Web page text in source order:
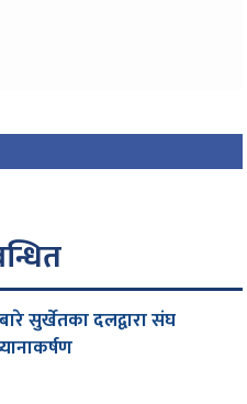
सुर्खेतका दलद्वारा संघ